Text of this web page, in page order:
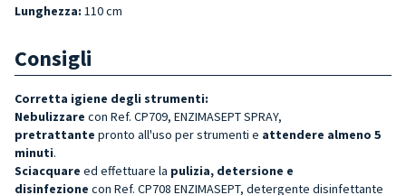
Lunghezza: 110 cm
Consigli
Corretta igiene degli strumenti:
Nebulizzare con Ref. CP709, ENZIMASEPT SPRAY,
pretrattante pronto all'uso per strumenti e attendere almeno 5
minuti.
Sciacquare ed effettuare la pulizia, detersione e
disinfezione con Ref. CP708 ENZIMASEPT, detergente disinfettante